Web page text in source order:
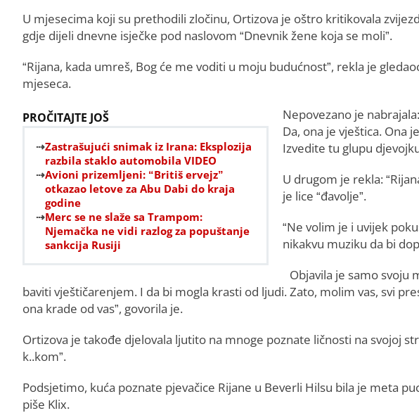
U mjesecima koji su prethodili zločinu, Ortizova je oštro kritikovala
gdje dijeli dnevne isječke pod naslovom “Dnevnik žene koja se moli”.
“Rijana, kada umreš, Bog će me voditi u moju budućnost”, rekla je
mjeseca.
PROČITAJTE JOŠ
Zastrašujući snimak iz Irana: Eksplozija
razbila staklo automobila VIDEO
Avioni prizemljeni: “Britiš ervejz”
otkazao letove za Abu Dabi do kraja
godine
Merc se ne slaže sa Trampom:
Njemačka ne vidi razlog za popuštanje
sankcija Rusiji
Nepovezano je
Da, ona je vještica. Ona
Izvedite tu glupu
U drugom je rekla:
je lice “đavolje”.
“Ne volim je i uvijek
nikakvu muziku da bi
Objavila je samo svoju
baviti vještičarenjem. I da bi mogla krasti od ljudi. Zato, molim vas, svi
ona krade od vas”, govorila je.
Ortizova je takođe djelovala ljutito na mnoge poznate ličnosti na svojoj
k..kom”.
Podsjetimo, kuća poznate pjevačice Rijane u Beverli Hilsu bila je meta
piše Klix.